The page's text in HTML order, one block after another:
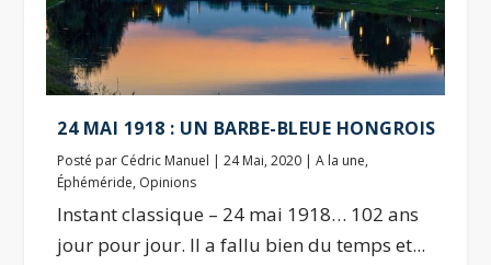
24 MAI 1918 : UN BARBE-BLEUE HONGROIS
Posté par Cédric Manuel |24 Mai, 2020 |A la une,
Éphéméride, Opinions
Instant classique – 24 mai 1918… 102 ans
jour pour jour. Il a fallu bien du temps et...